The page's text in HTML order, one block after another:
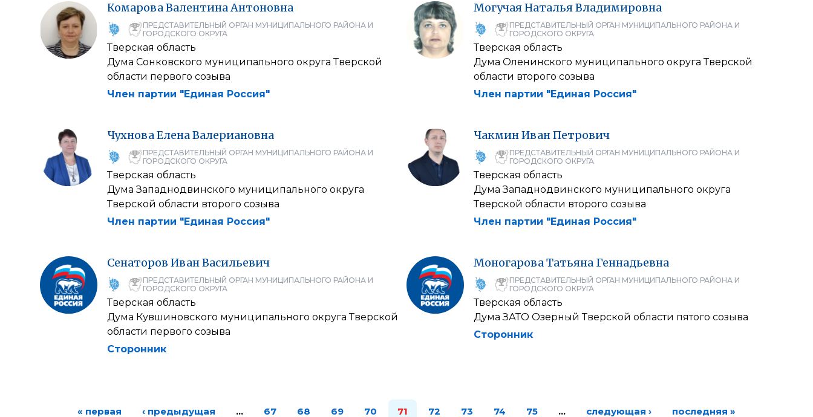
КомароваВалентинаАнтоновна
ПРЕДСТАВИТЕЛЬНЫЙ ОРГАН МУНИЦИПАЛЬНОГО РАЙОНА И
ГОРОДСКОГО ОКРУГА
Тверская область
Дума Сонковского муниципального округа Тверской
области первого созыва
Член партии "Единая Россия"
МогучаяНатальяВладимировна
ПРЕДСТАВИТЕЛЬНЫЙ ОРГАН МУНИЦИПАЛЬНОГО РАЙОНА И
ГОРОДСКОГО ОКРУГА
Тверская область
Дума Оленинского муниципального округа Тверской
области второго созыва
Член партии "Единая Россия"
ЧухноваЕленаВалериановна
ПРЕДСТАВИТЕЛЬНЫЙ ОРГАН МУНИЦИПАЛЬНОГО РАЙОНА И
ГОРОДСКОГО ОКРУГА
Тверская область
Дума Западнодвинского муниципального округа
Тверской области второго созыва
Член партии "Единая Россия"
ЧакминИванПетрович
ПРЕДСТАВИТЕЛЬНЫЙ ОРГАН МУНИЦИПАЛЬНОГО РАЙОНА И
ГОРОДСКОГО ОКРУГА
Тверская область
Дума Западнодвинского муниципального округа
Тверской области второго созыва
Член партии "Единая Россия"
Сенаторов ИванВасильевич
ПРЕДСТАВИТЕЛЬНЫЙ ОРГАН МУНИЦИПАЛЬНОГО РАЙОНА И
ГОРОДСКОГО ОКРУГА
Тверская область
Дума Кувшиновского муниципального округа Тверской
области первого созыва
Сторонник
МоногароваТатьяна Геннадьевна
ПРЕДСТАВИТЕЛЬНЫЙ ОРГАН МУНИЦИПАЛЬНОГО РАЙОНА И
ГОРОДСКОГО ОКРУГА
Тверская область
Дума ЗАТО Озерный Тверской области пятого созыва
Сторонник
« первая ‹ предыдущая … 67 68 69 70 71 72 73 74 75 … следующая › последняя »